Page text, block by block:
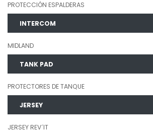
PROTECCIÓN ESPALDERAS
INTERCOM
MIDLAND
TANK PAD
PROTECTORES DE TANQUE
JERSEY
JERSEY REV´IT